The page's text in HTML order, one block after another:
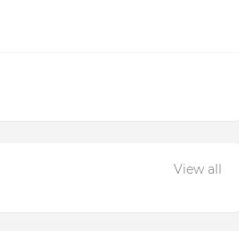
View all